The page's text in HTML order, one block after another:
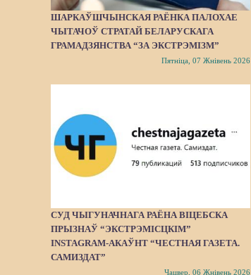
ШАРКАЎШЧЫНСКАЯ РАЁНКА ПАЛОХАЕ
ЧЫТАЧОЎ СТРАТАЙ БЕЛАРУСКАГА
ГРАМАДЗЯНСТВА “ЗА ЭКСТРЭМІЗМ”
Пятніца, 07 Жнівень 2026
СУД ЧЫГУНАЧНАГА РАЁНА ВІЦЕБСКА
ПРЫЗНАЎ “ЭКСТРЭМІСЦКІМ”
INSTAGRAM-АКАЎНТ “ЧЕСТНАЯ ГАЗЕТА.
САМИЗДАТ”
Чацвер, 06 Жнівень 2026